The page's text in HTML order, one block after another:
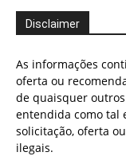
Disclaimer
As informações
oferta ou
de quaisquer
entendida como tal
solicitação, oferta
ilegais.